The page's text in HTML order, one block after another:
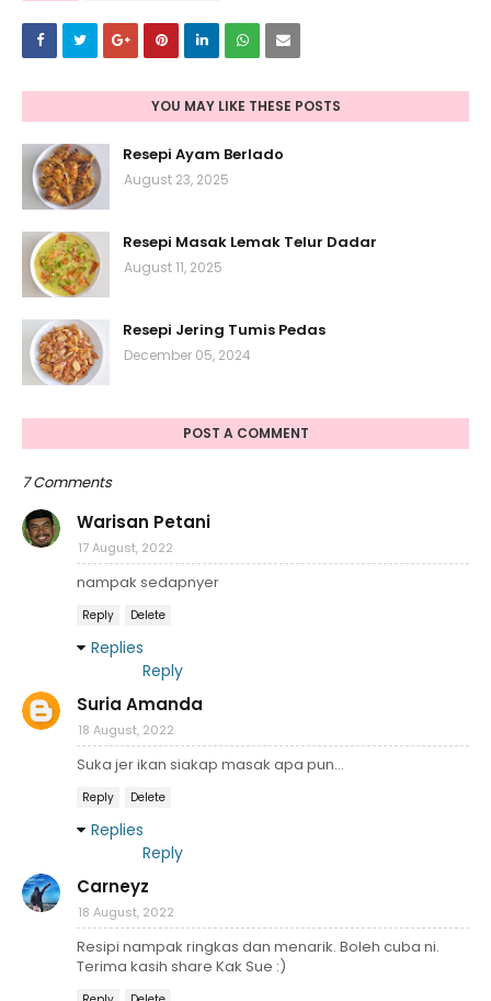
YOU MAY LIKE THESE POSTS
Resepi Ayam Berlado
August 23, 2025
Resepi Masak Lemak Telur Dadar
August 11, 2025
Resepi Jering Tumis Pedas
December 05, 2024
POST A COMMENT
7 Comments
Warisan Petani
17 August, 2022
nampak sedapnyer
Reply Delete
Replies
Reply
Suria Amanda
18 August, 2022
Suka jer ikan siakap masak apa pun...
Reply Delete
Replies
Reply
Carneyz
18 August, 2022
Resipi nampak ringkas dan menarik. Boleh cuba ni.
Terima kasih share Kak Sue :)